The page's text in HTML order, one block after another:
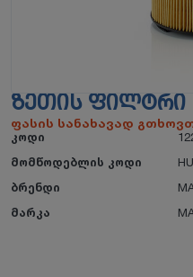
ᲖᲔᲗᲘᲡ ᲤᲘᲚᲢᲠᲘ
ფასის სანახავად
კოდი
მომწოდებლის კოდი
ბრენდი
მარკა